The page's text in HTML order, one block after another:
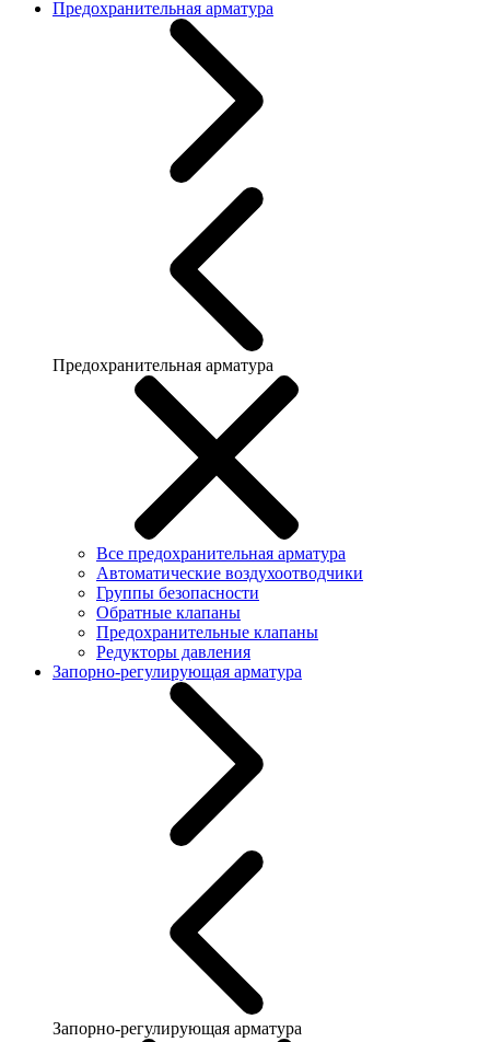
Предохранительная арматура
Предохранительная арматура
Все предохранительная арматура
Автоматические воздухоотводчики
Группы безопасности
Обратные клапаны
Предохранительные клапаны
Редукторы давления
Запорно-регулирующая арматура
Запорно-регулирующая арматура